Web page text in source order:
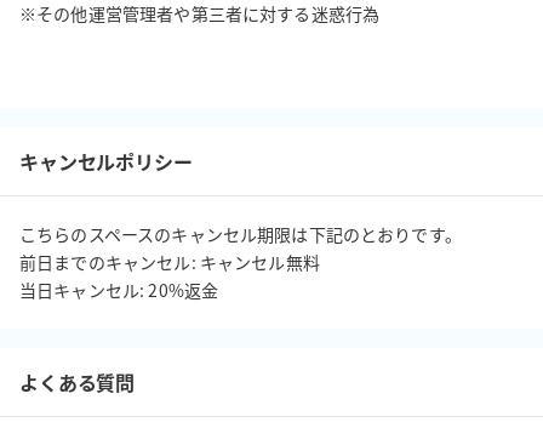
※その他運営管理者や第三者に対する迷惑行為
キャンセルポリシー
こちらのスペースのキャンセル期限は下記のとおりです。
前日までのキャンセル: キャンセル無料
当日キャンセル: 20%返金
よくある質問